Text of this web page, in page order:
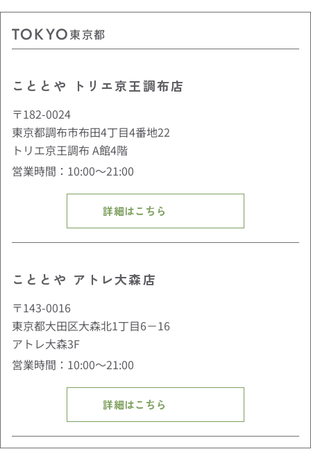
TOKYO東京都
こととや トリエ京王調布店
〒182-0024
東京都調布市布田4丁目4番地22
トリエ京王調布 A館4階
営業時間：10:00〜21:00
詳細はこちら
こととや アトレ大森店
〒143-0016
東京都大田区大森北1丁目6－16
アトレ大森3F
営業時間：10:00〜21:00
詳細はこちら